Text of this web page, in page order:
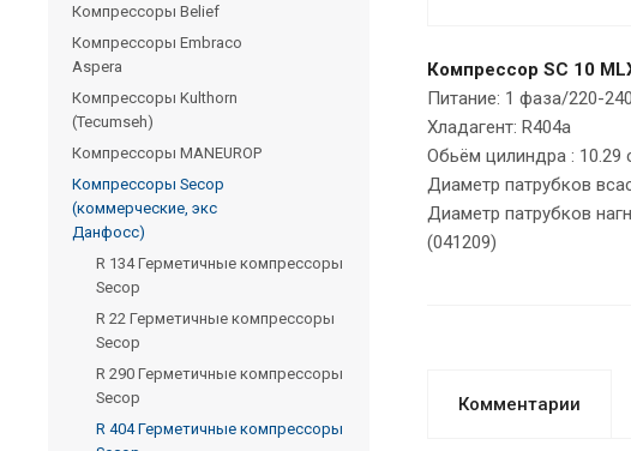
Компрессор SC 10
Питание: 1 фаза/220-
Хладагент: R404a
Обьём цилиндра : 10.29
Диаметр патрубков
Диаметр патрубков
(041209)
Комментарии
Компрессоры Belief
Компрессоры Embraco
Aspera
Компрессоры Kulthorn
(Tecumseh)
Компрессоры MANEUROP
Компрессоры Secop
(коммерческие, экс
Данфосс)
R 134 Герметичные компрессоры
Secop
R 22 Герметичные компрессоры
Secop
R 290 Герметичные компрессоры
Secop
R 404 Герметичные компрессоры